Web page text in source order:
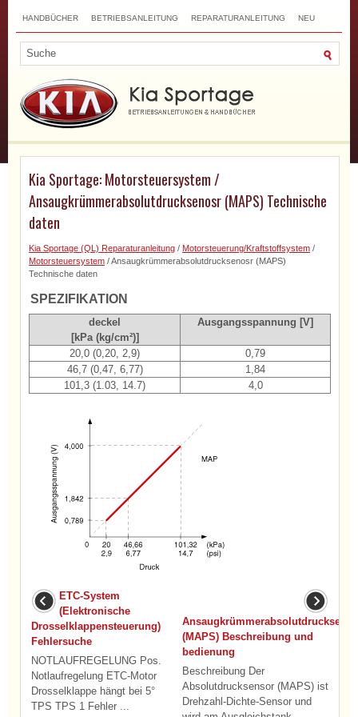
HANDBÜCHER BETRIEBSANLEITUNG REPARATURANLEITUNG NEU
Kia Sportage: Motorsteuersystem /
Ansaugkrümmerabsolutdrucksenosr (MAPS) Technische
daten
Kia Sportage (QL) Reparaturanleitung / Motorsteuerung/Kraftstoffsystem /
Motorsteuersystem / Ansaugkrümmerabsolutdrucksenosr (MAPS)
Technische daten
SPEZIFIKATION
deckel
[kPa (kg/cm²)]
Ausgangsspannung [V]
20,0 (0,20, 2,9)
0,79
46,7 (0,47, 6,77)
1,84
101,3 (1.03, 14.7)
4,0
ETC-System
(Elektronische
Drosselklappensteuerung)
Fehlersuche
NOTLAUFREGELUNG Pos.
Notlaufregelung ETC-Motor
Drosselklappe hängt bei 5°
TPS TPS 1 Fehler ...
(MAPS) Beschreibung und
bedienung
Beschreibung Der
Absolutdrucksensor (MAPS) ist
Drehzahl-Dichte-Sensor und